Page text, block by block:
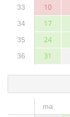
33 10
34 17
35 24
36 31
ma